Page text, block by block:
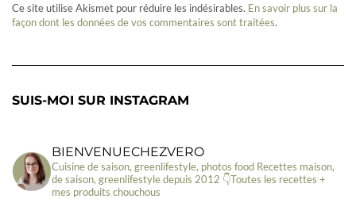
Ce site utilise Akismet pour réduire les indésirables. En savoir plus sur la
façon dont les données de vos commentaires sont traitées.
SUIS-MOI SUR INSTAGRAM
BIENVENUECHEZVERO
Cuisine de saison, greenlifestyle, photos food Recettes maison,
de saison, greenlifestyle depuis 2012 👇Toutes les recettes +
mes produits chouchous